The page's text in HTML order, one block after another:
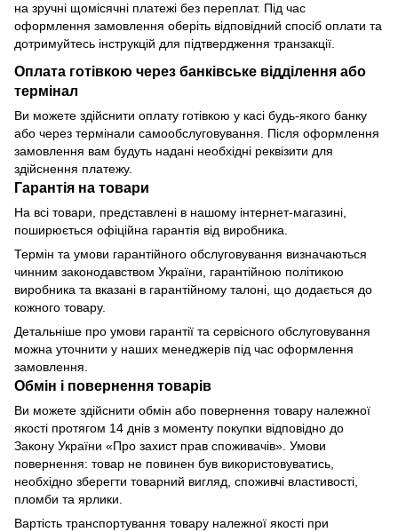
на зручні щомісячні платежі без переплат. Під час
оформлення замовлення оберіть відповідний спосіб оплати та
дотримуйтесь інструкцій для підтвердження транзакції.
Оплата готівкою через банківське відділення або
термінал
Ви можете здійснити оплату готівкою у касі будь-якого банку
або через термінали самообслуговування. Після оформлення
замовлення вам будуть надані необхідні реквізити для
здійснення платежу.
Гарантія на товари
На всі товари, представлені в нашому інтернет-магазині,
поширюється офіційна гарантія від виробника.
Термін та умови гарантійного обслуговування визначаються
чинним законодавством України, гарантійною політикою
виробника та вказані в гарантійному талоні, що додається до
кожного товару.
Детальніше про умови гарантії та сервісного обслуговування
можна уточнити у наших менеджерів під час оформлення
замовлення.
Обмін і повернення товарів
Ви можете здійснити обмін або повернення товару належної
якості протягом 14 днів з моменту покупки відповідно до
Закону України «Про захист прав споживачів». Умови
повернення: товар не повинен був використовуватись,
необхідно зберегти товарний вигляд, споживчі властивості,
пломби та ярлики.
Вартість транспортування товару належної якості при